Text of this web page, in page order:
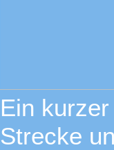
Ein
Strecke